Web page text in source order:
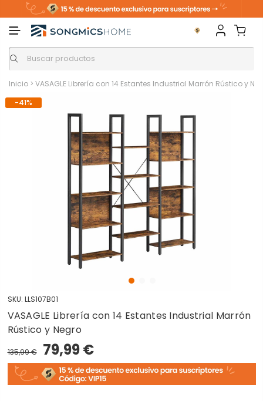
Inicio > VASAGLE Librería con 14 Estantes Industrial Marrón Rústico y
-41%
SKU: LLS107B01
VASAGLE Librería con 14 Estantes Industrial Marrón
Rústico y Negro
135,99 € 79,99 €